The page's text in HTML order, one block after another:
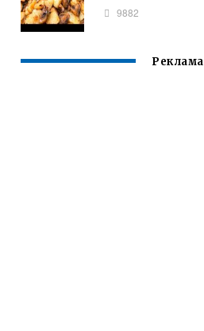
9882
Реклама